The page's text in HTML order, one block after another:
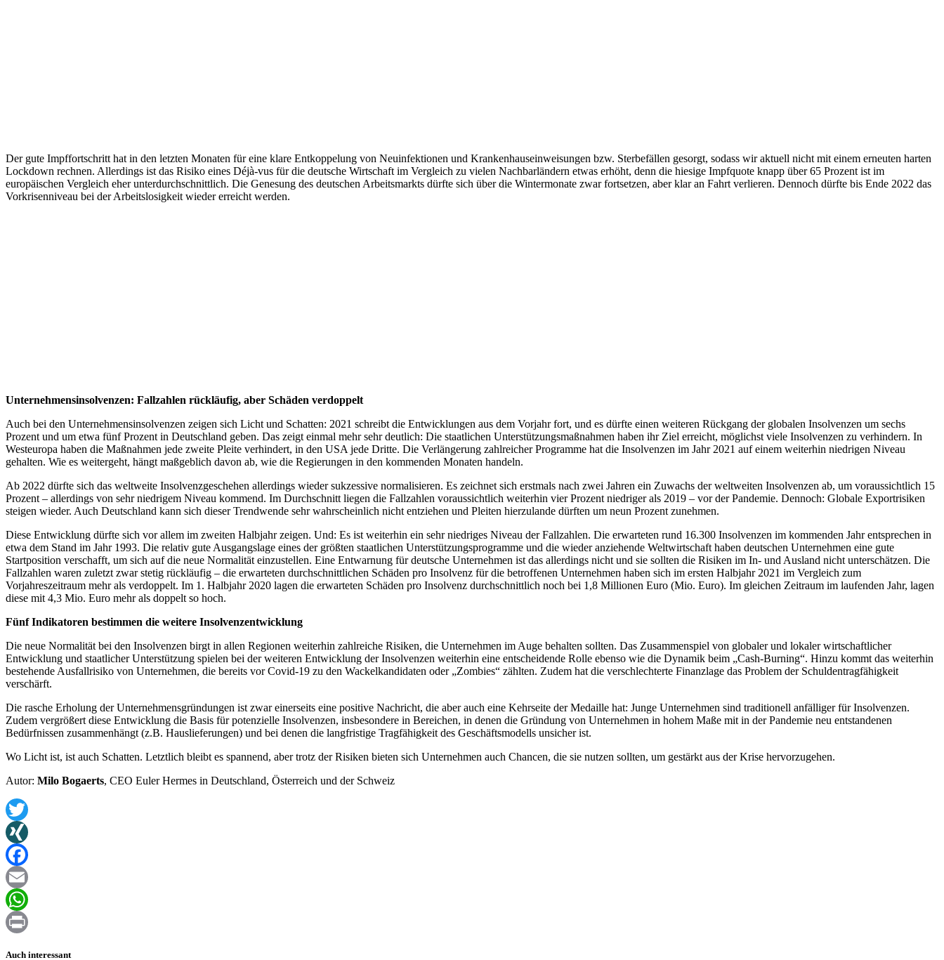
Der gute Impffortschritt hat in den letzten Monaten für eine klare Entkoppelung von Neuinfektionen und Krankenhauseinweisungen bzw. Sterbefällen gesorgt, sodass wir aktuell nicht mit einem erneuten harten
Lockdown rechnen. Allerdings ist das Risiko eines Déjà-vus für die deutsche Wirtschaft im Vergleich zu vielen Nachbarländern etwas erhöht, denn die hiesige Impfquote knapp über 65 Prozent ist im
europäischen Vergleich eher unterdurchschnittlich. Die Genesung des deutschen Arbeitsmarkts dürfte sich über die Wintermonate zwar fortsetzen, aber klar an Fahrt verlieren. Dennoch dürfte bis Ende 2022 das
Vorkrisenniveau bei der Arbeitslosigkeit wieder erreicht werden.
Unternehmensinsolvenzen: Fallzahlen rückläufig, aber Schäden verdoppelt
Auch bei den Unternehmensinsolvenzen zeigen sich Licht und Schatten: 2021 schreibt die Entwicklungen aus dem Vorjahr fort, und es dürfte einen weiteren Rückgang der globalen Insolvenzen um sechs
Prozent und um etwa fünf Prozent in Deutschland geben. Das zeigt einmal mehr sehr deutlich: Die staatlichen Unterstützungsmaßnahmen haben ihr Ziel erreicht, möglichst viele Insolvenzen zu verhindern. In
Westeuropa haben die Maßnahmen jede zweite Pleite verhindert, in den USA jede Dritte. Die Verlängerung zahlreicher Programme hat die Insolvenzen im Jahr 2021 auf einem weiterhin niedrigen Niveau
gehalten. Wie es weitergeht, hängt maßgeblich davon ab, wie die Regierungen in den kommenden Monaten handeln.
Ab 2022 dürfte sich das weltweite Insolvenzgeschehen allerdings wieder sukzessive normalisieren. Es zeichnet sich erstmals nach zwei Jahren ein Zuwachs der weltweiten Insolvenzen ab, um voraussichtlich 15
Prozent – allerdings von sehr niedrigem Niveau kommend. Im Durchschnitt liegen die Fallzahlen voraussichtlich weiterhin vier Prozent niedriger als 2019 – vor der Pandemie. Dennoch: Globale Exportrisiken
steigen wieder. Auch Deutschland kann sich dieser Trendwende sehr wahrscheinlich nicht entziehen und Pleiten hierzulande dürften um neun Prozent zunehmen.
Diese Entwicklung dürfte sich vor allem im zweiten Halbjahr zeigen. Und: Es ist weiterhin ein sehr niedriges Niveau der Fallzahlen. Die erwarteten rund 16.300 Insolvenzen im kommenden Jahr entsprechen in
etwa dem Stand im Jahr 1993. Die relativ gute Ausgangslage eines der größten staatlichen Unterstützungsprogramme und die wieder anziehende Weltwirtschaft haben deutschen Unternehmen eine gute
Startposition verschafft, um sich auf die neue Normalität einzustellen. Eine Entwarnung für deutsche Unternehmen ist das allerdings nicht und sie sollten die Risiken im In- und Ausland nicht unterschätzen. Die
Fallzahlen waren zuletzt zwar stetig rückläufig – die erwarteten durchschnittlichen Schäden pro Insolvenz für die betroffenen Unternehmen haben sich im ersten Halbjahr 2021 im Vergleich zum
Vorjahreszeitraum mehr als verdoppelt. Im 1. Halbjahr 2020 lagen die erwarteten Schäden pro Insolvenz durchschnittlich noch bei 1,8 Millionen Euro (Mio. Euro). Im gleichen Zeitraum im laufenden Jahr, lagen
diese mit 4,3 Mio. Euro mehr als doppelt so hoch.
Fünf Indikatoren bestimmen die weitere Insolvenzentwicklung
Die neue Normalität bei den Insolvenzen birgt in allen Regionen weiterhin zahlreiche Risiken, die Unternehmen im Auge behalten sollten. Das Zusammenspiel von globaler und lokaler wirtschaftlicher
Entwicklung und staatlicher Unterstützung spielen bei der weiteren Entwicklung der Insolvenzen weiterhin eine entscheidende Rolle ebenso wie die Dynamik beim „Cash-Burning“. Hinzu kommt das weiterhin
bestehende Ausfallrisiko von Unternehmen, die bereits vor Covid-19 zu den Wackelkandidaten oder „Zombies“ zählten. Zudem hat die verschlechterte Finanzlage das Problem der Schuldentragfähigkeit
verschärft.
Die rasche Erholung der Unternehmensgründungen ist zwar einerseits eine positive Nachricht, die aber auch eine Kehrseite der Medaille hat: Junge Unternehmen sind traditionell anfälliger für Insolvenzen.
Zudem vergrößert diese Entwicklung die Basis für potenzielle Insolvenzen, insbesondere in Bereichen, in denen die Gründung von Unternehmen in hohem Maße mit in der Pandemie neu entstandenen
Bedürfnissen zusammenhängt (z.B. Hauslieferungen) und bei denen die langfristige Tragfähigkeit des Geschäftsmodells unsicher ist.
Wo Licht ist, ist auch Schatten. Letztlich bleibt es spannend, aber trotz der Risiken bieten sich Unternehmen auch Chancen, die sie nutzen sollten, um gestärkt aus der Krise hervorzugehen.
Autor: Milo Bogaerts, CEO Euler Hermes in Deutschland, Österreich und der Schweiz
Twitter
XING
Facebook
Email
WhatsApp
Auch interessant